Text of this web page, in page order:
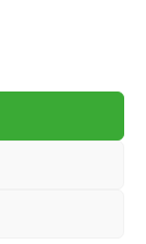
a
Jogú Város